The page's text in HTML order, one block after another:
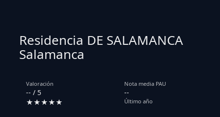
Residencia DE SALAMANCA
Salamanca
Valoración
-- / 5
★★★★★
Nota media PAU
--
Último año